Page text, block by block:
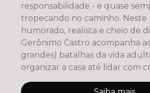
responsabilidade - e quase
tropecando no caminho.
humorado, realista e cheio de
Gerônimo Castro acompanha
grandes) batalhas da vida
organizar a casa até lidar com